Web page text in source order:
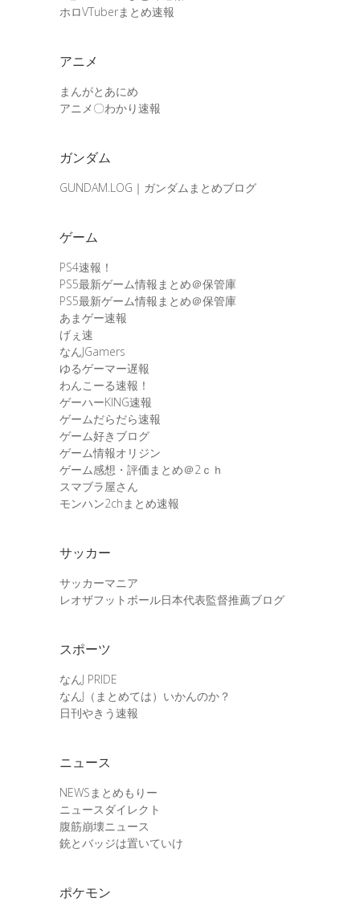
ホロVTuberまとめ速報
アニメ
まんがとあにめ
アニメ〇わかり速報
ガンダム
GUNDAM.LOG｜ガンダムまとめブログ
ゲーム
PS4速報！
PS5最新ゲーム情報まとめ＠保管庫
PS5最新ゲーム情報まとめ＠保管庫
あまゲー速報
げぇ速
なんJGamers
ゆるゲーマー遅報
わんこーる速報！
ゲーハーKING速報
ゲームだらだら速報
ゲーム好きブログ
ゲーム情報オリジン
ゲーム感想・評価まとめ＠2ｃｈ
スマブラ屋さん
モンハン2chまとめ速報
サッカー
サッカーマニア
レオザフットボール日本代表監督推薦ブログ
スポーツ
なんJ PRIDE
なんJ（まとめては）いかんのか？
日刊やきう速報
ニュース
NEWSまとめもりー
ニュースダイレクト
腹筋崩壊ニュース
銃とバッジは置いていけ
ポケモン